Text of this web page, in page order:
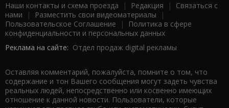
Наши контакты и схема проезда | Редакция | Связаться с
нами | Разместить свои видеоматериалы |
Пользовательское Соглашение |
Политика в сфере
конфиденциальности и персональных данных
Реклама на сайте: Отдел продаж digital рекламы
Оставляя комментарий, пожалуйста, помните о том, что
содержание и тон Вашего сообщения могут задеть чувства
реальных людей, непосредственно или косвенно имеющих
отношение к данной новости. Пользователи, которые